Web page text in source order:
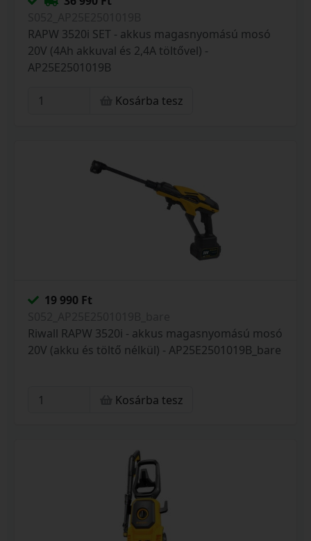
RAPW 3520i SET - akkus magasnyomású mosó
20V (4Ah akkuval és 2,4A töltővel) -
AP25E2501019B
Kosárba tesz
19 990 Ft
Riwall RAPW 3520i - akkus magasnyomású mosó
20V (akku és töltő nélkül) - AP25E2501019B_bare
Kosárba tesz